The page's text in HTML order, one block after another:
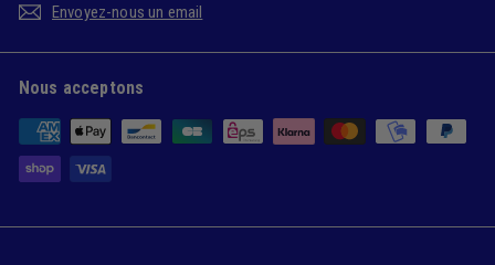
Envoyez-nous un email
Nous acceptons